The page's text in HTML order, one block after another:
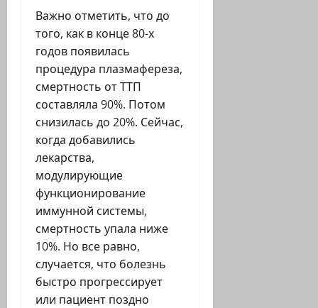
Важно отметить, что до
того, как в конце 80-х
годов появилась
процедура плазмафереза,
смертность от ТТП
составляла 90%. Потом
снизилась до 20%. Сейчас,
когда добавились
лекарства,
модулирующие
функционирование
иммунной системы,
смертность упала ниже
10%. Но все равно,
случается, что болезнь
быстро прогрессирует
или пациент поздно